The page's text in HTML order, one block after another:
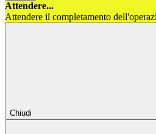
Attendere...
Attendere il completamento
Chiudi